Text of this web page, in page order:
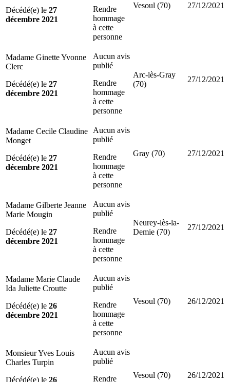
Décédé(e) le 27
décembre 2021
Rendre
hommage
à cette
personne
Vesoul (70) 27/12/2021
Madame Ginette Yvonne
Clerc
Décédé(e) le 27
décembre 2021
Aucun avis
publié
Rendre
hommage
à cette
personne
Arc-lès-Gray
(70)
27/12/2021
Madame Cecile Claudine
Monget
Décédé(e) le 27
décembre 2021
Aucun avis
publié
Rendre
hommage
à cette
personne
Gray (70) 27/12/2021
Madame Gilberte Jeanne
Marie Mougin
Décédé(e) le 27
décembre 2021
Aucun avis
publié
Rendre
hommage
à cette
personne
Neurey-lès-la-
Demie (70)
27/12/2021
Madame Marie Claude
Ida Juliette Croutte
Décédé(e) le 26
décembre 2021
Aucun avis
publié
Rendre
hommage
à cette
personne
Vesoul (70) 26/12/2021
Monsieur Yves Louis
Charles Turpin
Décédé(e) le 26
Aucun avis
publié
Rendre
Vesoul (70) 26/12/2021